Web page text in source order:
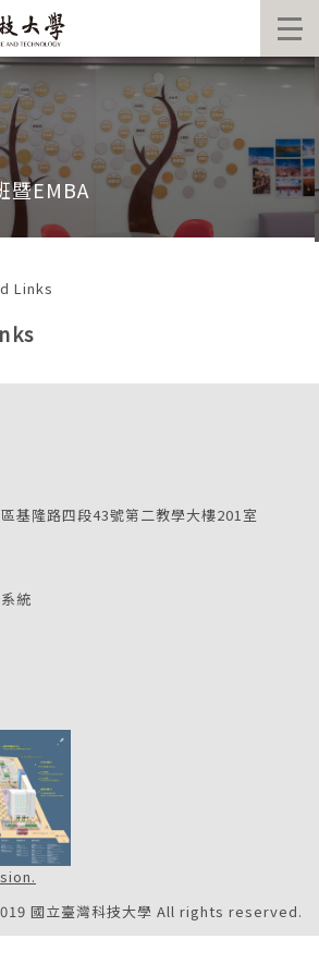
暨EMBA
Links
基隆路四段43號第二教學大樓201室
統
國立臺灣科技大學 All rights reserved.